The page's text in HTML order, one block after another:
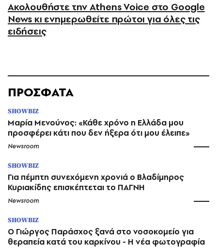
Ακολουθήστε την Athens Voice στο Google
News κι ενημερωθείτε πρώτοι για όλες τις
ειδήσεις
ΠΡΟΣΦΑΤΑ
SHOWBIZ
Μαρία Μενούνος: «Κάθε χρόνο η Ελλάδα μου
προσφέρει κάτι που δεν ήξερα ότι μου έλειπε»
Newsroom
SHOWBIZ
Για πέμπτη συνεχόμενη χρονιά ο Βλαδίμηρος
Κυριακίδης επισκέπτεται το ΠΑΓΝΗ
Newsroom
SHOWBIZ
O Γιώργος Παράσχος ξανά στο νοσοκομείο για
θεραπεία κατά του καρκίνου - Η νέα φωτογραφία